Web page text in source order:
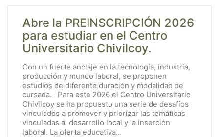
Abre la PREINSCRIPCIÓN 2026
para estudiar en el Centro
Universitario Chivilcoy.
Con un fuerte anclaje en la tecnología, industria,
producción y mundo laboral, se proponen
estudios de diferente duración y modalidad de
cursada. Para este 2026 el Centro Universitario
Chivilcoy se ha propuesto una serie de desafíos
vinculados a promover y priorizar las temáticas
vinculadas al desarrollo local y la inserción
laboral. La oferta educativa…